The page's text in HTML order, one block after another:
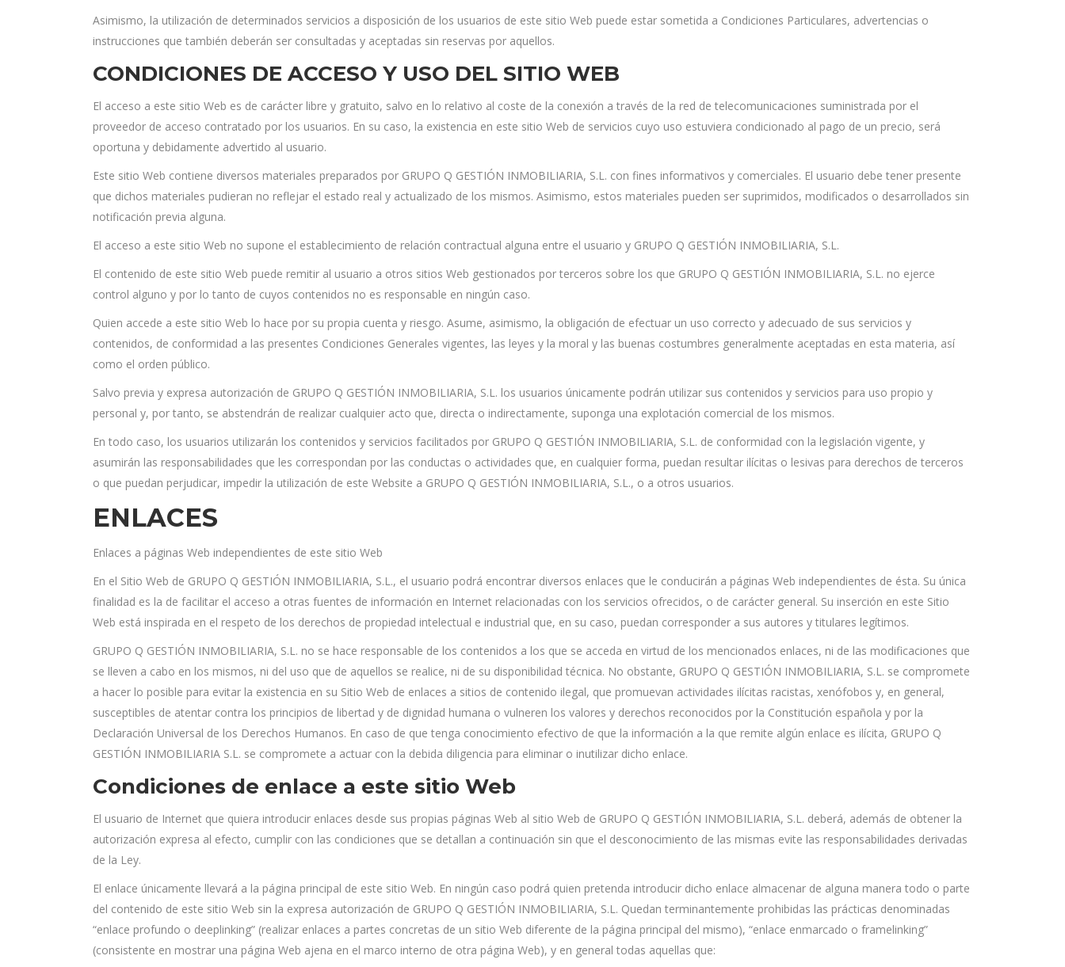
Asimismo, la utilización de determinados servicios a disposición de los usuarios de este sitio Web puede estar sometida a Condiciones Particulares, advertencias o
instrucciones que también deberán ser consultadas y aceptadas sin reservas por aquellos.
CONDICIONES DE ACCESO Y USO DEL SITIO WEB
El acceso a este sitio Web es de carácter libre y gratuito, salvo en lo relativo al coste de la conexión a través de la red de telecomunicaciones suministrada por el
proveedor de acceso contratado por los usuarios. En su caso, la existencia en este sitio Web de servicios cuyo uso estuviera condicionado al pago de un precio, será
oportuna y debidamente advertido al usuario.
Este sitio Web contiene diversos materiales preparados por GRUPO Q GESTIÓN INMOBILIARIA, S.L. con fines informativos y comerciales. El usuario debe tener presente
que dichos materiales pudieran no reflejar el estado real y actualizado de los mismos. Asimismo, estos materiales pueden ser suprimidos, modificados o desarrollados sin
notificación previa alguna.
El acceso a este sitio Web no supone el establecimiento de relación contractual alguna entre el usuario y GRUPO Q GESTIÓN INMOBILIARIA, S.L.
El contenido de este sitio Web puede remitir al usuario a otros sitios Web gestionados por terceros sobre los que GRUPO Q GESTIÓN INMOBILIARIA, S.L. no ejerce
control alguno y por lo tanto de cuyos contenidos no es responsable en ningún caso.
Quien accede a este sitio Web lo hace por su propia cuenta y riesgo. Asume, asimismo, la obligación de efectuar un uso correcto y adecuado de sus servicios y
contenidos, de conformidad a las presentes Condiciones Generales vigentes, las leyes y la moral y las buenas costumbres generalmente aceptadas en esta materia, así
como el orden público.
Salvo previa y expresa autorización de GRUPO Q GESTIÓN INMOBILIARIA, S.L. los usuarios únicamente podrán utilizar sus contenidos y servicios para uso propio y
personal y, por tanto, se abstendrán de realizar cualquier acto que, directa o indirectamente, suponga una explotación comercial de los mismos.
En todo caso, los usuarios utilizarán los contenidos y servicios facilitados por GRUPO Q GESTIÓN INMOBILIARIA, S.L. de conformidad con la legislación vigente, y
asumirán las responsabilidades que les correspondan por las conductas o actividades que, en cualquier forma, puedan resultar ilícitas o lesivas para derechos de terceros
o que puedan perjudicar, impedir la utilización de este Website a GRUPO Q GESTIÓN INMOBILIARIA, S.L., o a otros usuarios.
ENLACES
Enlaces a páginas Web independientes de este sitio Web
En el Sitio Web de GRUPO Q GESTIÓN INMOBILIARIA, S.L., el usuario podrá encontrar diversos enlaces que le conducirán a páginas Web independientes de ésta. Su única
finalidad es la de facilitar el acceso a otras fuentes de información en Internet relacionadas con los servicios ofrecidos, o de carácter general. Su inserción en este Sitio
Web está inspirada en el respeto de los derechos de propiedad intelectual e industrial que, en su caso, puedan corresponder a sus autores y titulares legítimos.
GRUPO Q GESTIÓN INMOBILIARIA, S.L. no se hace responsable de los contenidos a los que se acceda en virtud de los mencionados enlaces, ni de las modificaciones que
se lleven a cabo en los mismos, ni del uso que de aquellos se realice, ni de su disponibilidad técnica. No obstante, GRUPO Q GESTIÓN INMOBILIARIA, S.L. se compromete
a hacer lo posible para evitar la existencia en su Sitio Web de enlaces a sitios de contenido ilegal, que promuevan actividades ilícitas racistas, xenófobos y, en general,
susceptibles de atentar contra los principios de libertad y de dignidad humana o vulneren los valores y derechos reconocidos por la Constitución española y por la
Declaración Universal de los Derechos Humanos. En caso de que tenga conocimiento efectivo de que la información a la que remite algún enlace es ilícita, GRUPO Q
GESTIÓN INMOBILIARIA S.L. se compromete a actuar con la debida diligencia para eliminar o inutilizar dicho enlace.
Condiciones de enlace a este sitio Web
El usuario de Internet que quiera introducir enlaces desde sus propias páginas Web al sitio Web de GRUPO Q GESTIÓN INMOBILIARIA, S.L. deberá, además de obtener la
autorización expresa al efecto, cumplir con las condiciones que se detallan a continuación sin que el desconocimiento de las mismas evite las responsabilidades derivadas
de la Ley.
El enlace únicamente llevará a la página principal de este sitio Web. En ningún caso podrá quien pretenda introducir dicho enlace almacenar de alguna manera todo o parte
del contenido de este sitio Web sin la expresa autorización de GRUPO Q GESTIÓN INMOBILIARIA, S.L. Quedan terminantemente prohibidas las prácticas denominadas
“enlace profundo o deeplinking” (realizar enlaces a partes concretas de un sitio Web diferente de la página principal del mismo), “enlace enmarcado o framelinking”
(consistente en mostrar una página Web ajena en el marco interno de otra página Web), y en general todas aquellas que: